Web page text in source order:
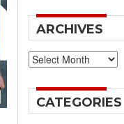
ARCHIVES
Archives
CATEGORIES